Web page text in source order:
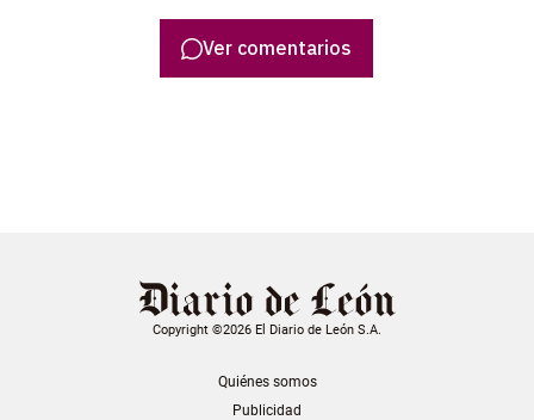
Ver comentarios
Copyright ©2026 El Diario de León S.A.
Quiénes somos
Publicidad